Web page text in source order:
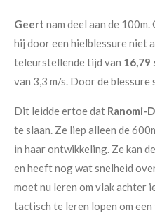
Geert nam deel aan de
hij door een hielblessure niet
teleurstellende tijd van 16,79
van 3,3 m/s. Door de
Dit leidde ertoe dat Ranomi-
te slaan. Ze liep alleen de
in haar ontwikkeling. Ze kan
en heeft nog wat snelheid
moet nu leren om vlak achter
tactisch te leren lopen om